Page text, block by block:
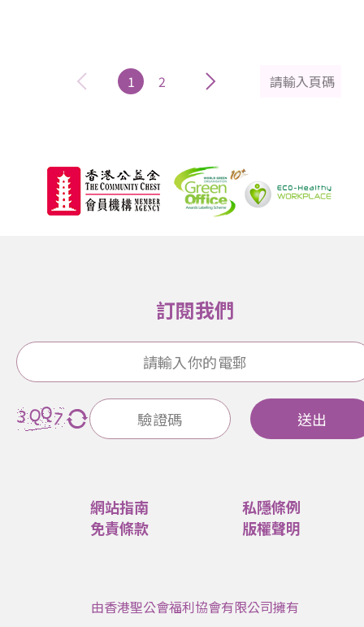
1 2
訂閱我們
送出
網站指南
私隱條例
免責條款
版權聲明
由香港聖公會福利協會有限公司擁有